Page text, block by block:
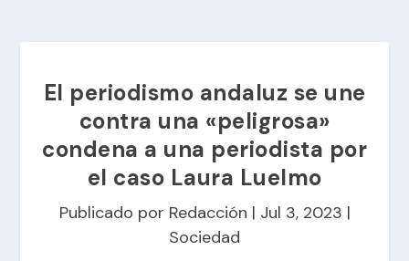
El periodismo andaluz se une
contra una «peligrosa»
condena a una periodista por
el caso Laura Luelmo
Publicado por Redacción | Jul 3, 2023 |
Sociedad